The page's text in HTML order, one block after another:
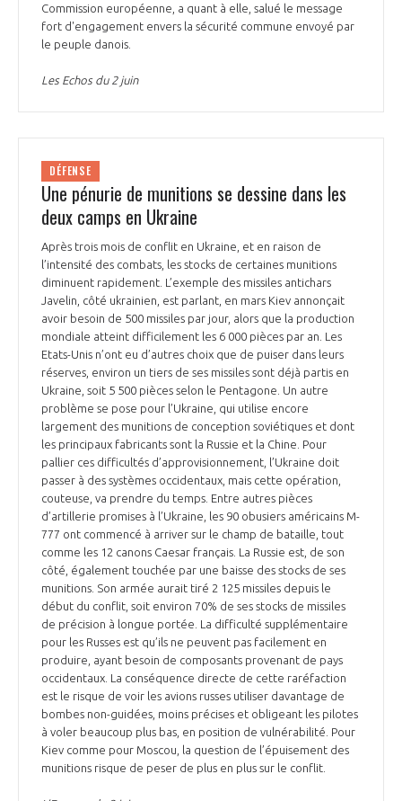
Commission européenne, a quant à elle, salué le message
fort d'engagement envers la sécurité commune envoyé par
le peuple danois.
Les Echos du 2 juin
DÉFENSE
Une pénurie de munitions se dessine dans les
deux camps en Ukraine
Après trois mois de conflit en Ukraine, et en raison de
l’intensité des combats, les stocks de certaines munitions
diminuent rapidement. L’exemple des missiles antichars
Javelin, côté ukrainien, est parlant, en mars Kiev annonçait
avoir besoin de 500 missiles par jour, alors que la production
mondiale atteint difficilement les 6 000 pièces par an. Les
Etats-Unis n’ont eu d’autres choix que de puiser dans leurs
réserves, environ un tiers de ses missiles sont déjà partis en
Ukraine, soit 5 500 pièces selon le Pentagone. Un autre
problème se pose pour l’Ukraine, qui utilise encore
largement des munitions de conception soviétiques et dont
les principaux fabricants sont la Russie et la Chine. Pour
pallier ces difficultés d’approvisionnement, l’Ukraine doit
passer à des systèmes occidentaux, mais cette opération,
couteuse, va prendre du temps. Entre autres pièces
d’artillerie promises à l’Ukraine, les 90 obusiers américains M-
777 ont commencé à arriver sur le champ de bataille, tout
comme les 12 canons Caesar français. La Russie est, de son
côté, également touchée par une baisse des stocks de ses
munitions. Son armée aurait tiré 2 125 missiles depuis le
début du conflit, soit environ 70% de ses stocks de missiles
de précision à longue portée. La difficulté supplémentaire
pour les Russes est qu’ils ne peuvent pas facilement en
produire, ayant besoin de composants provenant de pays
occidentaux. La conséquence directe de cette raréfaction
est le risque de voir les avions russes utiliser davantage de
bombes non-guidées, moins précises et obligeant les pilotes
à voler beaucoup plus bas, en position de vulnérabilité. Pour
Kiev comme pour Moscou, la question de l’épuisement des
munitions risque de peser de plus en plus sur le conflit.